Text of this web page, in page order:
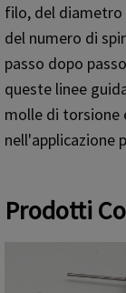
filo, del diametro
del numero di
passo dopo
queste linee
molle di torsione
nell'applicazione
Prodotti